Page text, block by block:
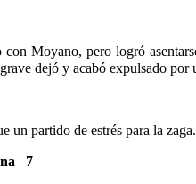
con Moyano, pero logró
dejó y acabó expulsado por
un partido de estrés para la zaga.
7